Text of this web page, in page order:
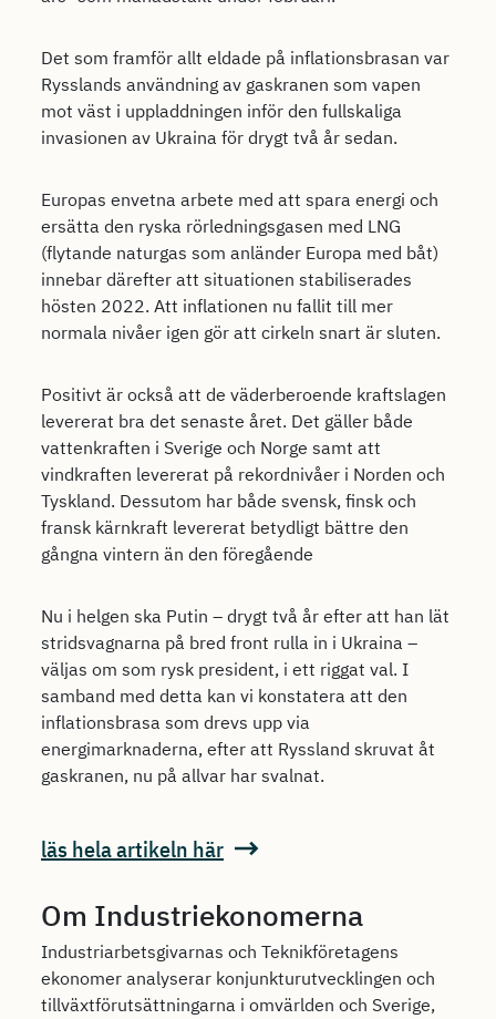
Det som framför allt eldade på inflationsbrasan var
Rysslands användning av gaskranen som vapen
mot väst i uppladdningen inför den fullskaliga
invasionen av Ukraina för drygt två år sedan.
Europas envetna arbete med att spara energi och
ersätta den ryska rörledningsgasen med LNG
(flytande naturgas som anländer Europa med båt)
innebar därefter att situationen stabiliserades
hösten 2022. Att inflationen nu fallit till mer
normala nivåer igen gör att cirkeln snart är sluten.
Positivt är också att de väderberoende kraftslagen
levererat bra det senaste året. Det gäller både
vattenkraften i Sverige och Norge samt att
vindkraften levererat på rekordnivåer i Norden och
Tyskland. Dessutom har både svensk, finsk och
fransk kärnkraft levererat betydligt bättre den
gångna vintern än den föregående
Nu i helgen ska Putin – drygt två år efter att han lät
stridsvagnarna på bred front rulla in i Ukraina –
väljas om som rysk president, i ett riggat val. I
samband med detta kan vi konstatera att den
inflationsbrasa som drevs upp via
energimarknaderna, efter att Ryssland skruvat åt
gaskranen, nu på allvar har svalnat.
läs hela artikeln här
Om Industriekonomerna
Industriarbetsgivarnas och Teknikföretagens
ekonomer analyserar konjunkturutvecklingen och
tillväxtförutsättningarna i omvärlden och Sverige,